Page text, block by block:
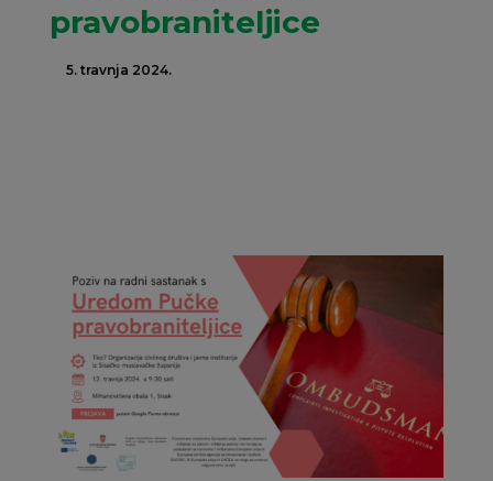
pravobraniteljice
5. travnja 2024.